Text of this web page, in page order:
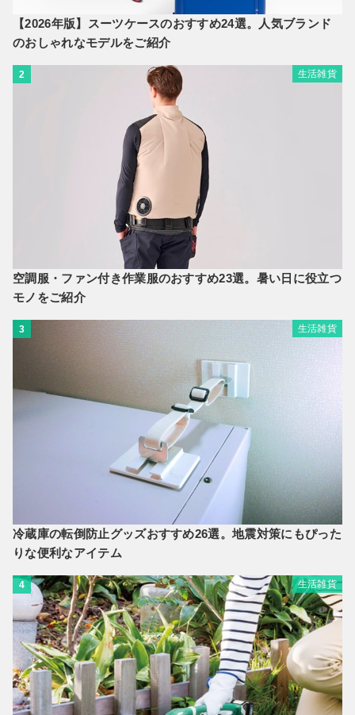
【2026年版】スーツケースのおすすめ24選。人気ブランド
のおしゃれなモデルをご紹介
2 生活雑貨
空調服・ファン付き作業服のおすすめ23選。暑い日に役立つ
モノをご紹介
3 生活雑貨
冷蔵庫の転倒防止グッズおすすめ26選。地震対策にもぴった
りな便利なアイテム
4 生活雑貨